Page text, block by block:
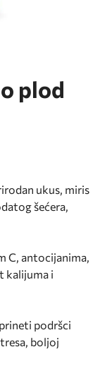
plod
ukus, miris
šećera,
C, antocijanima,
kalijuma i
podršci
boljoj